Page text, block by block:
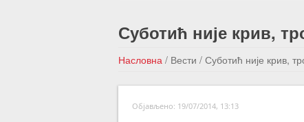
Суботић није крив,
Насловна / Вести / Суботић није крив,
Објављено: 19/07/2014, 13:13